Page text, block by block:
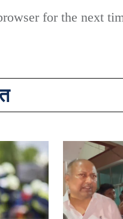
for the next